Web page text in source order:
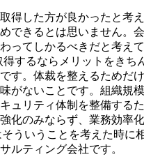
得した方が良かったと考
できるとは思いません。
ってしかるべきだと考えて
得するならメリットをきち
す。体裁を整えるためだ
がないことです。組織規
ュリティ体制を整備する
化のみならず、業務効率
ういうことを考えた時に
ルティング会社です。